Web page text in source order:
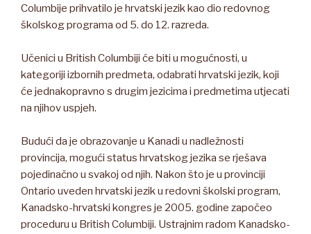
Columbije prihvatilo je hrvatski jezik kao dio redovnog
školskog programa od 5. do 12. razreda.
Učenici u British Columbiji će biti u mogućnosti, u
kategoriji izbornih predmeta, odabrati hrvatski jezik, koji
će jednakopravno s drugim jezicima i predmetima utjecati
na njihov uspjeh.
Budući da je obrazovanje u Kanadi u nadležnosti
provincija, mogući status hrvatskog jezika se rješava
pojedinačno u svakoj od njih. Nakon što je u provinciji
Ontario uveden hrvatski jezik u redovni školski program,
Kanadsko-hrvatski kongres je 2005. godine započeo
proceduru u British Columbiji. Ustrajnim radom Kanadsko-